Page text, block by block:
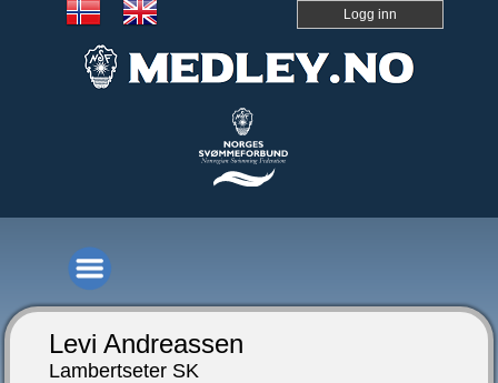
Logg inn
Levi Andreassen
Lambertseter SK